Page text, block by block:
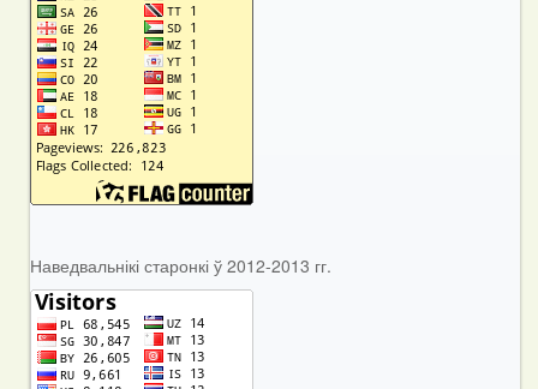
Наведвальнікі старонкі ў 2012-2013 гг.